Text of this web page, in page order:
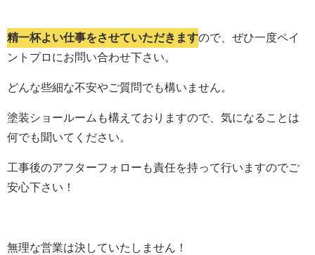
精一杯よい仕事をさせていただきますので、ぜひ一度ペイ
ントプロにお問い合わせ下さい。
どんな些細な不安やご質問でも構いません。
塗装ショールームも構えておりますので、気になることは
何でも聞いてください。
工事後のアフターフォローも責任を持って行いますのでご
安心下さい！
無理な営業は決していたしません！